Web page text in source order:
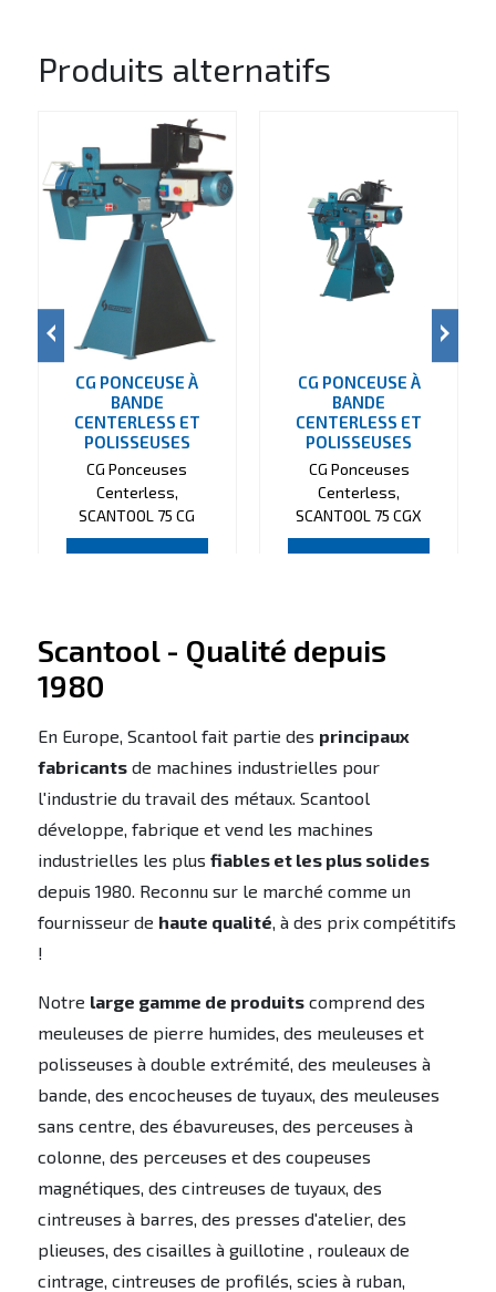
Produits alternatifs
CG PONCEUSE À
BANDE
CENTERLESS ET
POLISSEUSES
CG Ponceuses
Centerless,
SCANTOOL 75 CG
CG PONCEUSE À
BANDE
CENTERLESS ET
POLISSEUSES
CG Ponceuses
Centerless,
SCANTOOL 75 CGX
Scantool - Qualité depuis
1980
En Europe, Scantool fait partie des principaux
fabricantsde machines industrielles pour
l'industrie du travail des métaux. Scantool
développe, fabrique et vend les machines
industrielles les plus fiables et les plus solides
depuis 1980. Reconnu sur le marché comme un
fournisseur de haute qualité, à des prix compétitifs
!
Notre large gamme de produitscomprend des
meuleuses de pierre humides, des meuleuses et
polisseuses à double extrémité, des meuleuses à
bande, des encocheuses de tuyaux, des meuleuses
sans centre, des ébavureuses, des perceuses à
colonne, des perceuses et des coupeuses
magnétiques, des cintreuses de tuyaux, des
cintreuses à barres, des presses d'atelier, des
plieuses, des cisailles à guillotine , rouleaux de
cintrage, cintreuses de profilés, scies à ruban,